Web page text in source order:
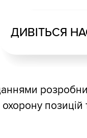
ДИВІТЬСЯ